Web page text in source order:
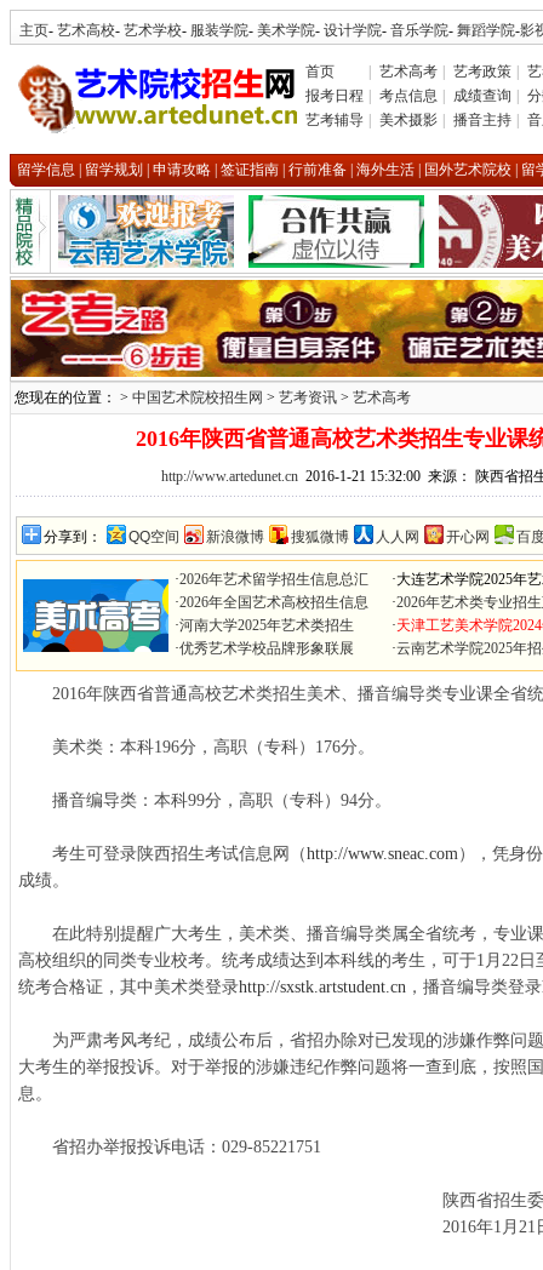
主页- 艺术高校- 艺术学校- 服装学院- 美术学院- 设计学院- 音乐学院- 舞蹈学院-影
首页 艺术高考 艺考政策
报考日程
考点信息 成绩查询
艺考辅导
美术摄影 播音主持
留学信息 留学规划 申请攻略 签证指南 行前准备 海外生活 国外艺术院校 留
您现在的位置： > 中国艺术院校招生网 > 艺考资讯 > 艺术高考
2016年陕西省普通高校艺术类招生专业课
http://www.artedunet.cn2016-1-21 15:32:00 来源： 陕西省招
分享到： QQ空间 新浪微博 搜狐微博 人人网 开心网 百
·2026年艺术留学招生信息总汇
·2026年全国艺术高校招生信息
·河南大学2025年艺术类招生
·优秀艺术学校品牌形象联展
·大连艺术学院2025年
·2026年艺术类专业招
·天津工艺美术学院
·云南艺术学院2025年
2016年陕西省普通高校艺术类招生美术、播音编导类专业课全省
美术类：本科196分，高职（专科）176分。
播音编导类：本科99分，高职（专科）94分。
考生可登录陕西招生考试信息网（http://www.sneac.com），凭身
成绩。
在此特别提醒广大考生，美术类、播音编导类属全省统考，专业
高校组织的同类专业校考。统考成绩达到本科线的考生，可于1月22
统考合格证，其中美术类登录http://sxstk.artstudent.cn ，播音编导类登录
为严肃考风考纪，成绩公布后，省招办除对已发现的涉嫌作弊问
大考生的举报投诉。对于举报的涉嫌违纪作弊问题将一查到底，按照
息。
省招办举报投诉电话：029-85221751
陕西省招生委员会办
2016年1月21